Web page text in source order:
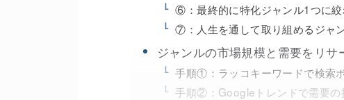
⑥：最終的に特化ジャンル1つに絞
⑦：人生を通して取り組めるジャ
ジャンルの市場規模と需要をリ
手順①：ラッコキーワードで検索
手順②：Googleトレンドで需要の